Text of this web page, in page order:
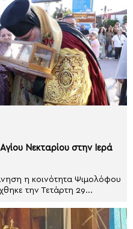
Νεκταρίου στην Ιερά
η κοινότητα Ψιμολόφου
την Τετάρτη 29...